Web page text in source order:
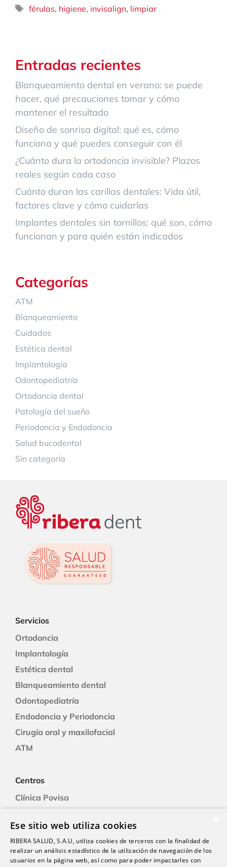
Etiquetas
férulas, higiene, invisalign, limpiar
Entradas recientes
Blanqueamiento dental en verano: se puede
hacer, qué precauciones tomar y cómo
mantener el resultado
Diseño de sonrisa digital: qué es, cómo
funciona y qué puedes conseguir con él
¿Cuánto dura la ortodoncia invisible? Plazos
reales según cada caso
Cuánto duran las carillas dentales: Vida útil,
factores clave y cómo cuidarlas
Implantes dentales sin tornillos: qué son, cómo
funcionan y para quién están indicados
Categorías
ATM
Blanqueamiento
Cuidados
Estética dental
Implantología
Odontopediatría
Ortodoncia dental
Patología del sueño
Periodoncia y Endodoncia
Salud bucodental
Sin categoría
Servicios
Ortodoncia
Implantología
Estética dental
Blanqueamiento dental
Odontopediatría
Endodoncia y Periodoncia
Cirugía oral y maxilofacial
ATM
Centros
Clínica Povisa
Ciudad Quesada
Clínica Cartagena
Clínica A Coruña
Ese sitio web utiliza cookies
RIBERA SALUD, S.A.U, utiliza cookies de terceros con la finalidad de
realizar un análisis estadístico de la utilización de navegación de los
usuarios en la página web, así como para poder impactarles con